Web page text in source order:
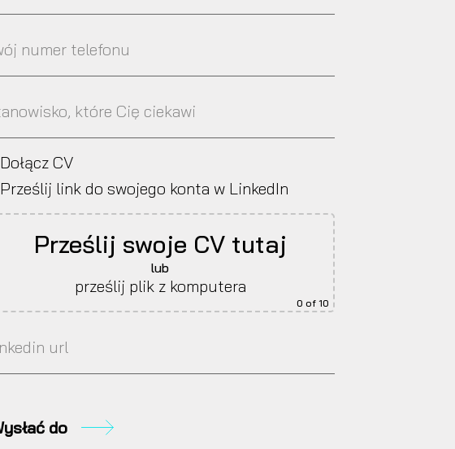
Dołącz CV
Prześlij link do swojego konta w LinkedIn
Prześlij swoje CV tutaj
lub
prześlij plik z komputera
0 of 10